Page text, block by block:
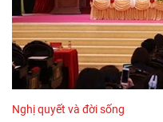
Nghị quyết và đời sống